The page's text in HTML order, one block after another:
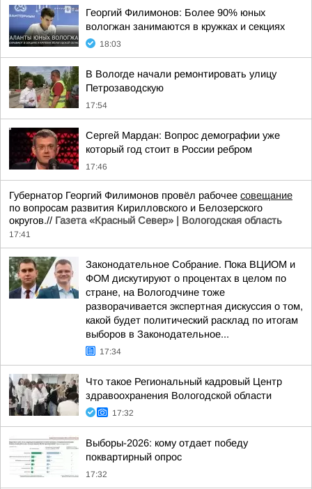
Георгий Филимонов: Более 90% юных
вологжан занимаются в кружках и секциях
18:03
В Вологде начали ремонтировать улицу
Петрозаводскую
17:54
Сергей Мардан: Вопрос демографии уже
который год стоит в России ребром
17:46
Губернатор Георгий Филимонов провёл рабочее совещание
по вопросам развития Кирилловского и Белозерского
округов.// Газета «Красный Север» | Вологодская область
17:41
Законодательное Собрание. Пока ВЦИОМ и
ФОМ дискутируют о процентах в целом по
стране, на Вологодчине тоже
разворачивается экспертная дискуссия о том,
какой будет политический расклад по итогам
выборов в Законодательное...
17:34
Что такое Региональный кадровый Центр
здравоохранения Вологодской области
17:32
Выборы-2026: кому отдает победу
поквартирный опрос
17:32